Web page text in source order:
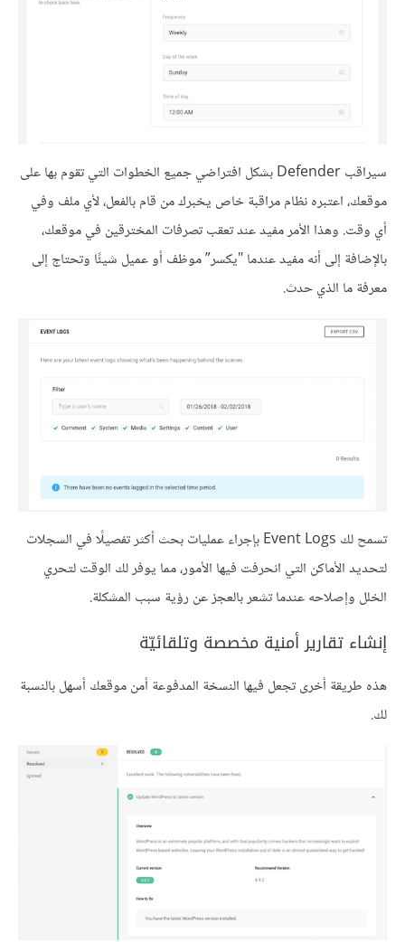
سيراقب Defender بشكل افتراضي جميع الخطوات التي تقوم بها على
موقعك، اعتبره نظام مراقبة خاص يخبرك من قام بالفعل، لأي ملف وفي
أي وقت. وهذا الأمر مفيد عند تعقب تصرفات المخترقين في موقعك،
بالإضافة إلى أنه مفيد عندما "يكسر” موظف أو عميل شيئًا وتحتاج إلى
معرفة ما الذي حدث.
تسمح لك Event Logs بإجراء عمليات بحث أكثر تفصيلًا في السجلات
لتحديد الأماكن التي انحرفت فيها الأمور، مما يوفر لك الوقت لتحري
الخلل وإصلاحه عندما تشعر بالعجز عن رؤية سبب المشكلة.
إنشاء تقارير أمنية مخصصة وتلقائيّة
هذه طريقة أخرى تجعل فيها النسخة المدفوعة أمن موقعك أسهل بالنسبة
لك.